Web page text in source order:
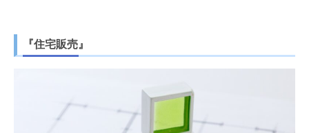
『住宅販売』